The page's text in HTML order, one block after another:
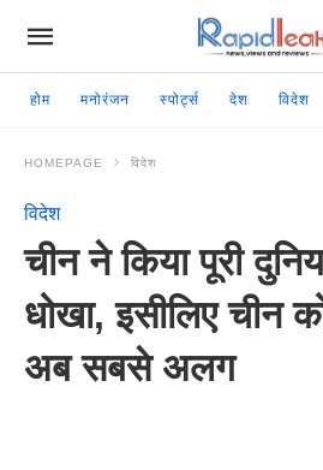
होम मनोरंजन स्पोर्ट्स देश विदेश
HOMEPAGE विदेश
विदेश
चीन ने किया पूरी
धोखा, इसीलिए चीन
अब सबसे अलग